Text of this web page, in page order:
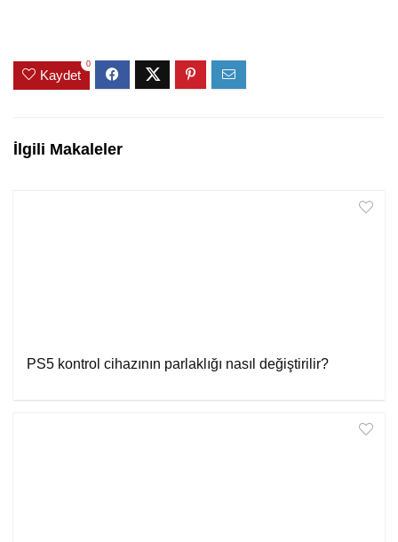
Kaydet
0
İlgili Makaleler
PS5 kontrol cihazının parlaklığı nasıl değiştirilir?